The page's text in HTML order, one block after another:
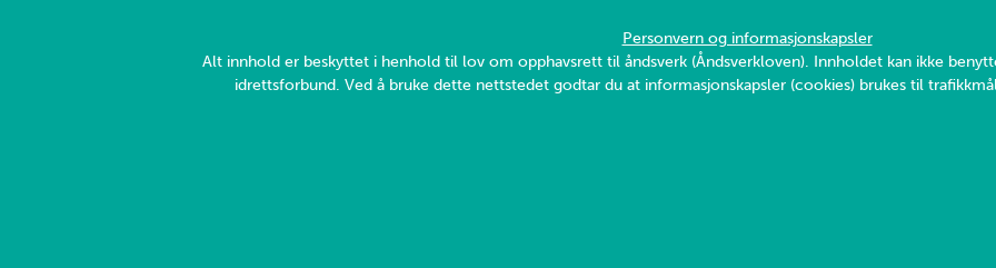
Personvern og informasjonskapsler
Alt innhold er beskyttet i henhold til lov om opphavsrett til åndsverk (Åndsverkloven). Innholdet kan ikke
idrettsforbund. Ved å bruke dette nettstedet godtar du at informasjonskapsler (cookies) brukes til